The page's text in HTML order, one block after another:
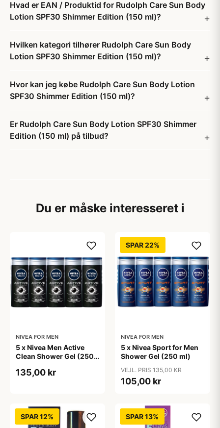
Hvad er EAN / Produktid for Rudolph Care Sun Body
Lotion SPF30 Shimmer Edition (150 ml)?
Hvilken kategori tilhører Rudolph Care Sun Body
Lotion SPF30 Shimmer Edition (150 ml)?
Hvor kan jeg købe Rudolph Care Sun Body Lotion
SPF30 Shimmer Edition (150 ml)?
Er Rudolph Care Sun Body Lotion SPF30 Shimmer
Edition (150 ml) på tilbud?
Du er måske interesseret i
NIVEA FOR MEN
5 x Nivea Men Active
Clean Shower Gel (250
135,00 kr
SPAR 22%
NIVEA FOR MEN
5 x Nivea Sport for Men
Shower Gel (250 ml)
VEJL. PRIS 135,00 KR
105,00 kr
SPAR 12% SPAR 13%